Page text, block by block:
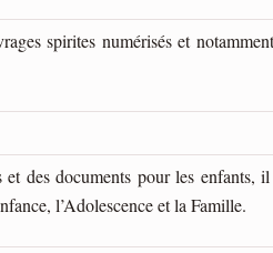
spirites numérisés et
des documents pour les enfants,
l’Adolescence et la Famille.